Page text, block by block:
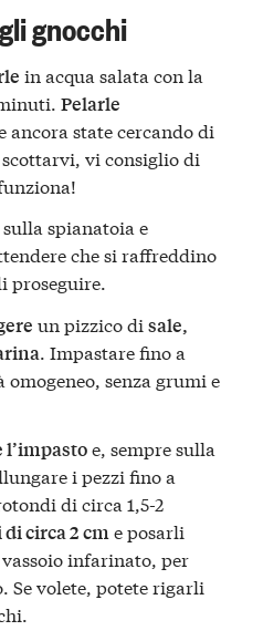
gnocchi
in acqua salata con la
Pelarle
ancora state cercando di
vi consiglio di
spianatoia e
che si raffreddino
proseguire.
un pizzico disale,
. Impastare fino a
senza grumi e
e, sempre sulla
i pezzi fino a
di circa 1,5-2
circa 2 cme posarli
infarinato, per
Se volete, potete rigarli